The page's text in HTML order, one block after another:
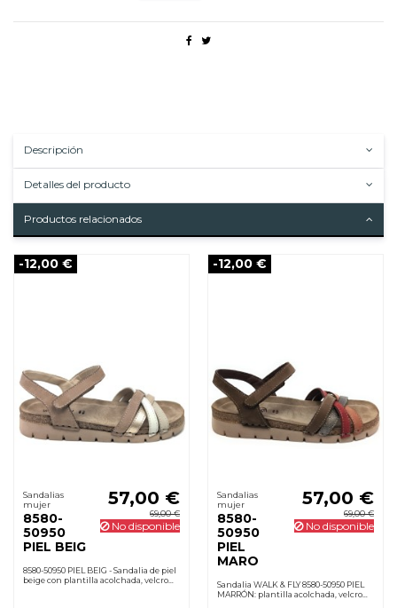
Descripción
Detalles del producto
Productos relacionados
-12,00 €
Sandalias
mujer
8580-
50950
PIEL BEIG
57,00 €
69,00 €
No disponible
8580-50950 PIEL BEIG - Sandalia de piel
beige con plantilla acolchada, velcro
-12,00 €
Sandalias
mujer
8580-
50950
PIEL
MARO
57,00 €
69,00 €
No disponible
Sandalia WALK & FLY 8580-50950 PIEL
MARRÓN: plantilla acolchada, velcro